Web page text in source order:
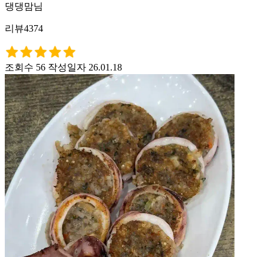
댕댕맘님
리뷰4374
조회수 56 작성일자 26.01.18